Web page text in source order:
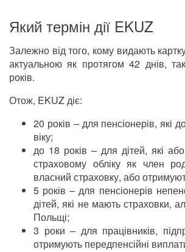
Який термін дії EKUZ
Залежно від того, кому видають
актуальною як протягом 42 днів,
років.
Отож, EKUZ діє:
20 років – для пенсіонерів, які
віку;
до 18 років – для дітей, які
страховому обліку як член
власний страховку, або
5 років – для пенсіонерів
дітей, які не мають страховки,
Польщі;
3 роки – для працівників,
отримують передпенсійні